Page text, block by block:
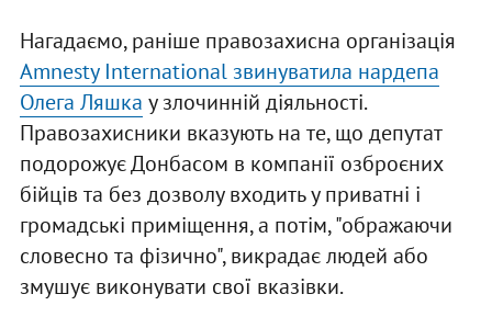
Нагадаємо, раніше правозахисна організація
Amnesty International звинуватила нардепа
Олега Ляшка у злочинній діяльності.
Правозахисники вказують на те, що депутат
подорожує Донбасом в компанії озброєних
бійців та без дозволу входить у приватні і
громадські приміщення, а потім, "ображаючи
словесно та фізично", викрадає людей або
змушує виконувати свої вказівки.